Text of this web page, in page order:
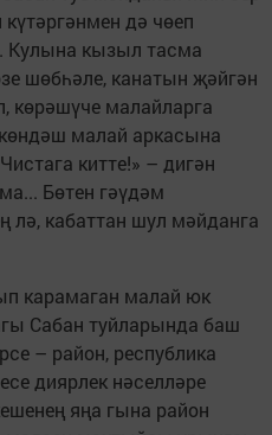
дә чөеп
Кулына кызыл тасма
шөбһәле, канатын җәйгән
көрәшүче малайларга
малай аркасына
китте!» – дигән
Бөтен гәүдәм
лә, кабаттан шул мәйданга
карамаган малай юк
Сабан туйларында баш
– район, республика
диярлек нәселләре
яңа гына район